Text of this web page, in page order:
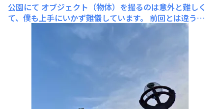
公園にて オブジェクト（物体）を撮るのは意外と難しく
て、僕も上手にいかず難儀しています。 前回とは違う、
公園で陽も落ち着く夕方に公園の遊具などを撮ってきまし
た。 TORQUE G06のオートモードにて撮影夕方に撮ると